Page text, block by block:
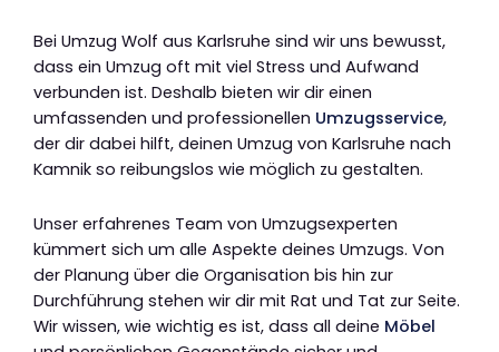
Bei Umzug Wolf aus Karlsruhe sind wir uns bewusst,
dass ein Umzug oft mit viel Stress und Aufwand
verbunden ist. Deshalb bieten wir dir einen
umfassenden und professionellen Umzugsservice,
der dir dabei hilft, deinen Umzug von Karlsruhe nach
Kamnik so reibungslos wie möglich zu gestalten.
Unser erfahrenes Team von Umzugsexperten
kümmert sich um alle Aspekte deines Umzugs. Von
der Planung über die Organisation bis hin zur
Durchführung stehen wir dir mit Rat und Tat zur Seite.
Wir wissen, wie wichtig es ist, dass all deine Möbel